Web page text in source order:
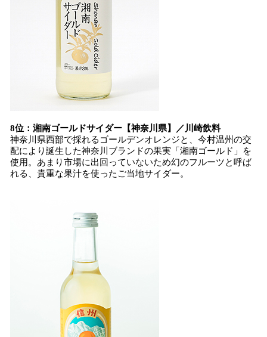
8位：湘南ゴールドサイダー【神奈川県】／川崎飲料
神奈川県西部で採れるゴールデンオレンジと、今村温州の交
配により誕生した神奈川ブランドの果実「湘南ゴールド」を
使用。あまり市場に出回っていないため幻のフルーツと呼ば
れる、貴重な果汁を使ったご当地サイダー。